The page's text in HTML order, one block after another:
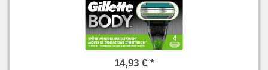
14,93 € *